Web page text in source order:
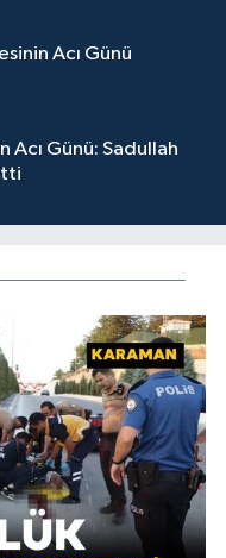
Acı Günü
Acı Günü: Sadullah